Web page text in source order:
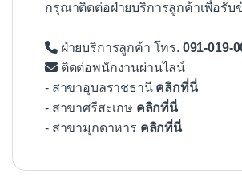
กรุณาติดต่อฝ่ายบริการลูกค้าเพื่อรับ
ฝ่ายบริการลูกค้า โทร. 091-019-
ติดต่อพนักงานผ่านไลน์
- สาขาอุบลราชธานี คลิกที่นี่
- สาขาศรีสะเกษ คลิกที่นี่
- สาขามุกดาหาร คลิกที่นี่